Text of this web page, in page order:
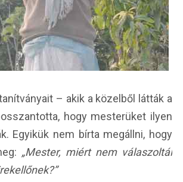
– akik a közelből látták a
hogy mesterüket ilyen
Egyikük nem bírta megállni, hogy
„Mester, miért nem válaszoltál